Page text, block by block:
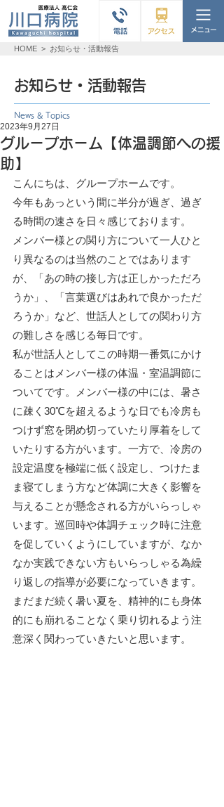
HOME > お知らせ・活動報告
お知らせ・活動報告
News & Topics
グループホーム【体温調節への援
助】
2023年9月27日
こんにちは、グループホームです。
今年もあっという間に半分が過ぎ、過ぎ
る時間の速さを日々感じております。
メンバー様との関り方について一人ひと
り異なるのは当然のことではあります
が、「あの時の接し方は正しかっただろ
うか」、「言葉選びはあれで良かっただ
ろうか」など、世話人としての関わり方
の難しさを感じる毎日です。
私が世話人としてこの時期一番気にかけ
ることはメンバー様の体温・室温調節に
ついてです。メンバー様の中には、暑さ
に疎く30℃を超えるような日でも冷房も
つけず窓を閉め切っていたり厚着をして
いたりする方がいます。一方で、冷房の
設定温度を極端に低く設定し、つけたま
ま寝てしまう方など体調に大きく影響を
与えることが懸念される方がいらっしゃ
います。巡回時や体調チェック時に注意
を促していくようにしていますが、なか
なか実践できない方もいらっしゃる為繰
り返しの指導が必要になっていきます。
まだまだ続く暑い夏を、精神的にも身体
的にも崩れることなく乗り切れるよう注
意深く関わっていきたいと思います。